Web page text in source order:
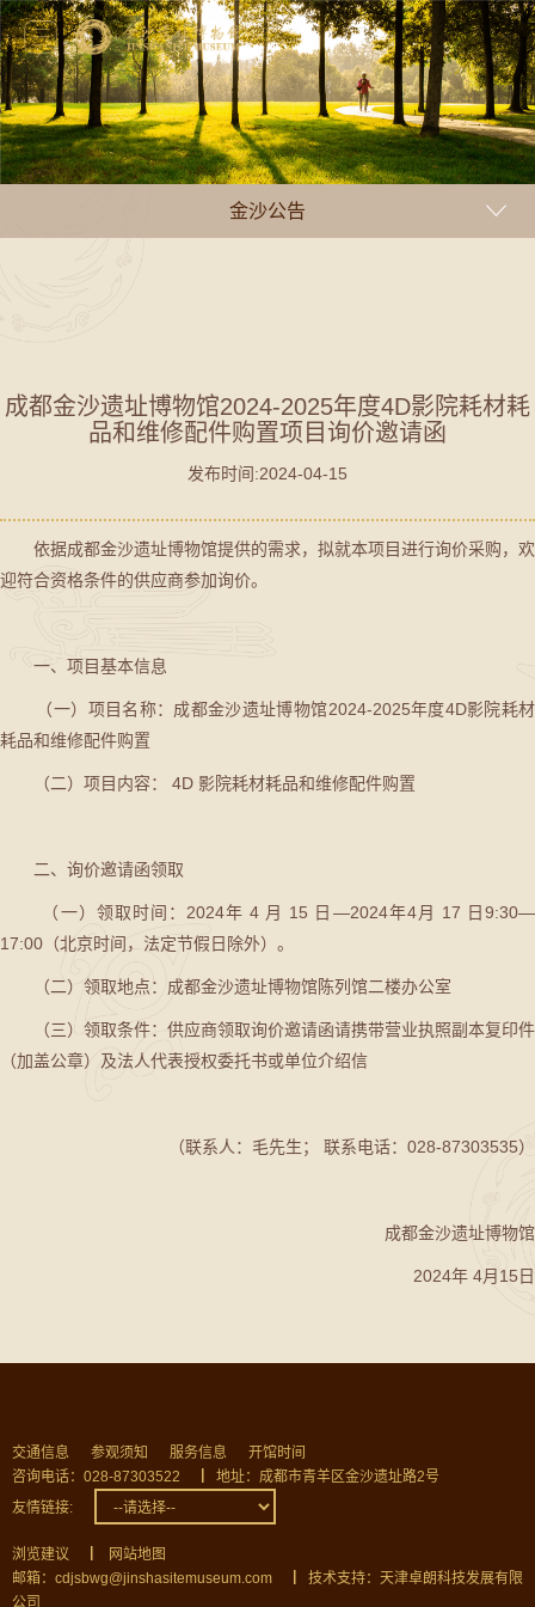
金沙公告
成都金沙遗址博物馆2024-2025年度4D影院耗材耗
品和维修配件购置项目询价邀请函
发布时间:2024-04-15
依据成都金沙遗址博物馆提供的需求，拟就本项目进行询价采购，欢
迎符合资格条件的供应商参加询价。
一、项目基本信息
（一）项目名称：成都金沙遗址博物馆2024-2025年度4D影院耗材
耗品和维修配件购置
（二）项目内容： 4D 影院耗材耗品和维修配件购置
二、询价邀请函领取
（一）领取时间：2024年 4 月 15 日—2024年4月 17 日9:30—
17:00（北京时间，法定节假日除外）。
（二）领取地点：成都金沙遗址博物馆陈列馆二楼办公室
（三）领取条件：供应商领取询价邀请函请携带营业执照副本复印件
（加盖公章）及法人代表授权委托书或单位介绍信
（联系人：毛先生； 联系电话：028-87303535）
成都金沙遗址博物馆
2024年 4月15日
交通信息 参观须知 服务信息
开馆时间
咨询电话：028-87303522
地址：成都市青羊区金沙遗址路2号
友情链接:
浏览建议
网站地图
邮箱：cdjsbwg@jinshasitemuseum.com
技术支持：天津卓朗科技发展有限
公司